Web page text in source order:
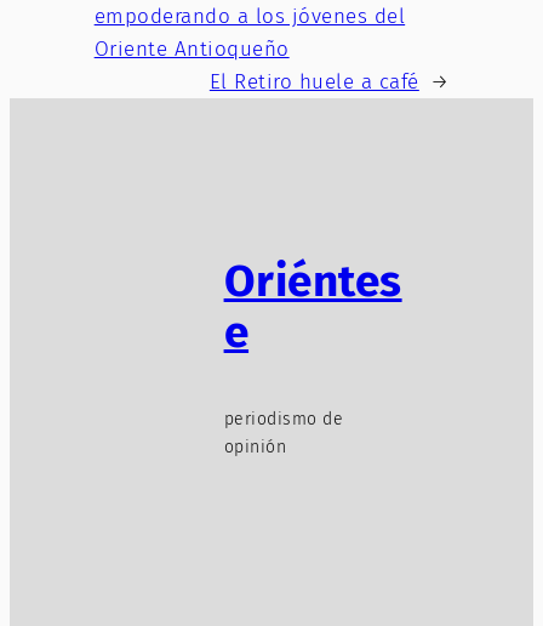
empoderando a los jóvenes del
Oriente Antioqueño
El Retiro huele a café
→
Oriéntes
e
periodismo de
opinión